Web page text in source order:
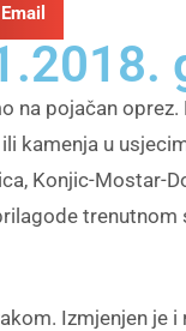
Email
na pojačan
kamenja u
Konjic-Mostar-
trenutnom
Izmjenjen je i